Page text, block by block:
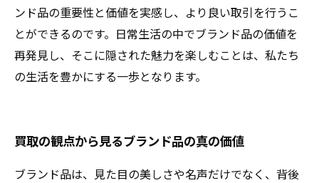
ンド品の重要性と価値を実感し、より良い取引を行うこ
とができるのです。日常生活の中でブランド品の価値を
再発見し、そこに隠された魅力を楽しむことは、私たち
の生活を豊かにする一歩となります。
買取の観点から見るブランド品の真の価値
ブランド品は、見た目の美しさや名声だけでなく、背後